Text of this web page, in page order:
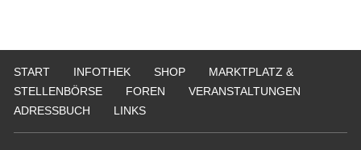
START INFOTHEK SHOP
MARKTPLATZ &
STELLENBÖRSE
FOREN
VERANSTALTUNGEN
ADRESSBUCH
LINKS